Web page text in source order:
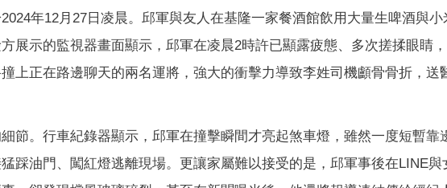
年12月27日凌晨。邱軍與友人在基隆一家餐酒館飲用大量生啤酒與小
展示的監視器畫面顯示，邱軍在凌晨2時許已顯露疲態、多次搓揉眼睛
上正在路邊聊天的兩名運將，強大的衝擊力導致李姓司機顱骨骨折，送
節。行車紀錄器顯示，邱軍在撞擊瞬間才亮起煞車燈，雖然一度短暫靠
踩油門、闖紅燈逃離現場。更讓家屬難以接受的是，邱軍事後在LINE與